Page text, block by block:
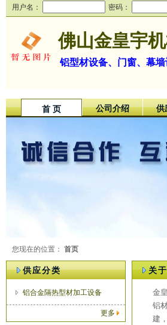
用户名： 密码：
佛山金皇宇
铝型材设备、门窗、幕
首 页 公司介绍 供
您现在的位置： 首页
供应分类
铝合金隔热型材加工设备
更多
关
金
铝
建